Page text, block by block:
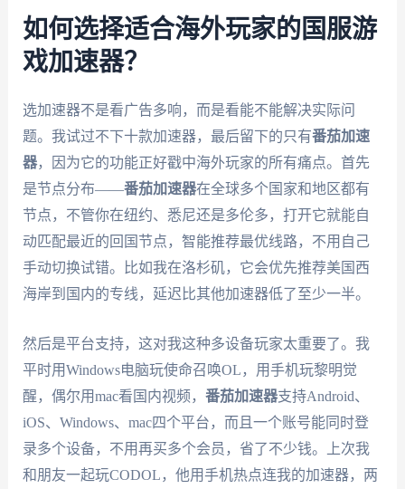
如何选择适合海外玩家的国服游
戏加速器？
选加速器不是看广告多响，而是看能不能解决实际问
题。我试过不下十款加速器，最后留下的只有番茄加速
器，因为它的功能正好戳中海外玩家的所有痛点。首先
是节点分布——番茄加速器在全球多个国家和地区都有
节点，不管你在纽约、悉尼还是多伦多，打开它就能自
动匹配最近的回国节点，智能推荐最优线路，不用自己
手动切换试错。比如我在洛杉矶，它会优先推荐美国西
海岸到国内的专线，延迟比其他加速器低了至少一半。
然后是平台支持，这对我这种多设备玩家太重要了。我
平时用Windows电脑玩使命召唤OL，用手机玩黎明觉
醒，偶尔用mac看国内视频， 番茄加速器支持Android、
iOS、Windows、mac四个平台，而且一个账号能同时登
录多个设备，不用再买多个会员，省了不少钱。上次我
和朋友一起玩CODOL，他用手机热点连我的加速器，两